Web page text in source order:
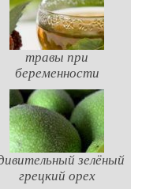
травы при
беременности
зелёный
грецкий орех